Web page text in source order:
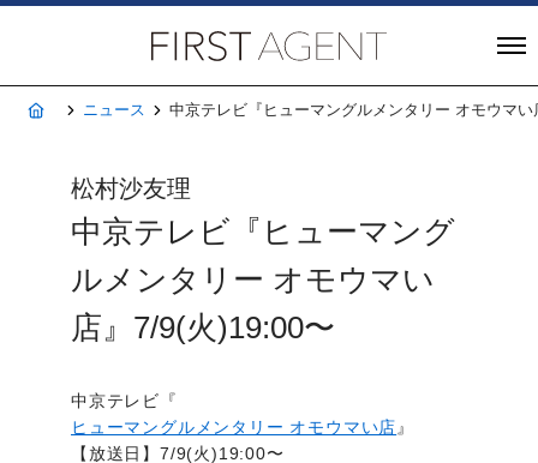
ホームニュース 中京テレビ『ヒューマングルメンタリー オモウマい
松村沙友理
中京テレビ『ヒューマング
ルメンタリー オモウマい
店』7/9(火)19:00〜
中京テレビ『
ヒューマングルメンタリー オモウマい店 』
【放送日】7/9(火)19:00〜